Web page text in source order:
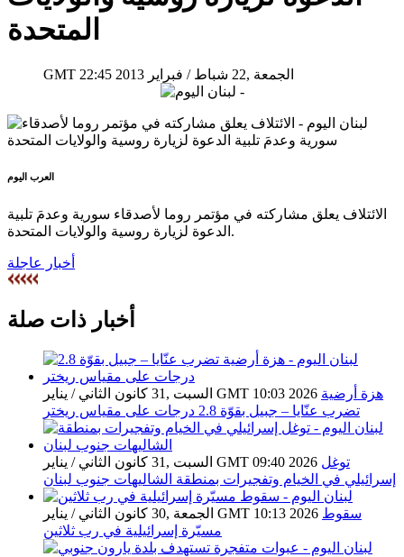
المتحدة
GMT 22:45 2013 الجمعة ,22 شباط / فبراير
العرب اليوم
الائتلاف يعلق مشاركته في مؤتمر روما لأصدقاء سورية وعدمَ تلبية
الدعوة لزيارة روسية والولايات المتحدة.
أخبار عاجلة
أخبار ذات صلة
السبت ,31 كانون الثاني / يناير GMT 10:03 2026 هزة أرضية
تضرب عنّايا – جبيل بقوّة 2.8 درجات على مقياس ريختر
السبت ,31 كانون الثاني / يناير GMT 09:40 2026 توغل
إسرائيلي في الخيام وتفجيرات بمنطقة الشاليهات جنوب لبنان
الجمعة ,30 كانون الثاني / يناير GMT 10:13 2026 سقوط
مسيّرة إسرائيلية في رب ثلاثين